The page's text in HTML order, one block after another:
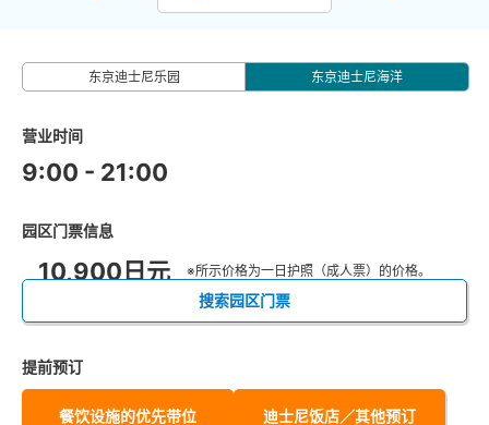
东京迪士尼乐园 东京迪士尼海洋
营业时间
9:00 - 21:00
园区门票信息
10,900日元 ※所示价格为一日护照（成人票）的价格。
搜索园区门票
提前预订
餐饮设施的优先带位 迪士尼饭店／其他预订